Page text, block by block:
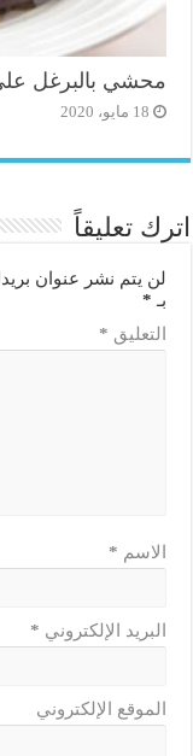
محشي بالبرغل
18 مايو، 2020
اترك تعليقاً
لن يتم نشر عنوان
بـ *
التعليق *
الاسم *
البريد الإلكتروني *
الموقع الإلكتروني